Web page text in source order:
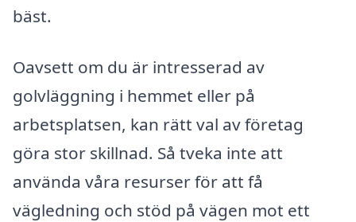
bäst.
Oavsett om du är intresserad av
golvläggning i hemmet eller på
arbetsplatsen, kan rätt val av företag
göra stor skillnad. Så tveka inte att
använda våra resurser för att få
vägledning och stöd på vägen mot ett